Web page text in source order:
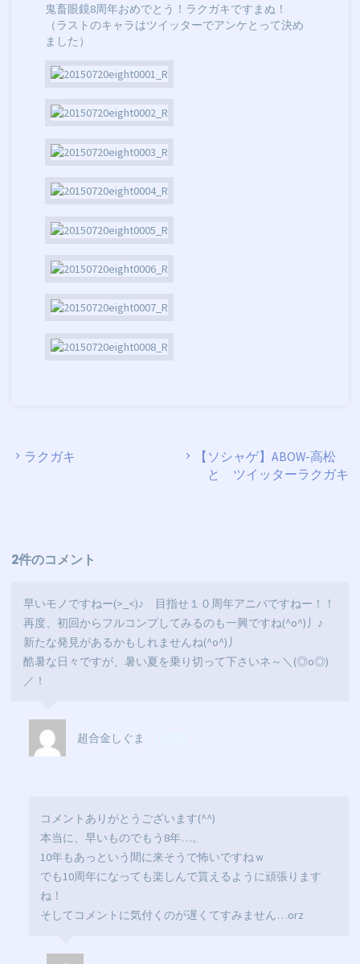
鬼畜眼鏡8周年おめでとう！ラクガキですまぬ！
（ラストのキャラはツイッターでアンケとって決め
ました）
ラクガキ
【ソシャゲ】ABOW-高松
と ツイッターラクガキ
2件のコメント
早いモノですねー(>_<)♪ 目指せ１０周年アニバですねー！！
再度、初回からフルコンプしてみるのも一興ですね(^o^)丿♪
新たな発見があるかもしれませんね(^o^)丿
酷暑な日々ですが、暑い夏を乗り切って下さいネ～＼(◎o◎)
／！
超合金しぐま
コメントありがとうございます(^^)
本当に、早いものでもう8年…。
10年もあっという間に来そうで怖いですねｗ
でも10周年になっても楽しんで貰えるように頑張ります
ね！
そしてコメントに気付くのが遅くてすみません…orz